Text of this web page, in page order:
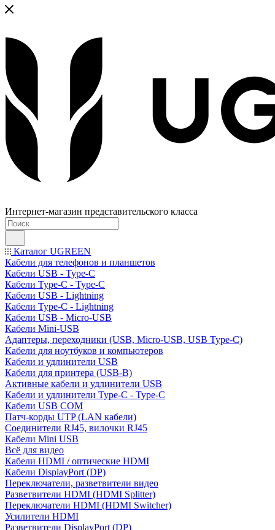
Интернет-магазин представительского класса
Каталог UGREEN
Кабели для телефонов и планшетов
Кабели USB - Type-C
Кабели Type-C - Type-C
Кабели USB - Lightning
Кабели Type-C - Lightning
Кабели USB - Micro-USB
Кабели Mini-USB
Адаптеры, переходники (USB, Micro-USB, USB Type-C)
Кабели для ноутбуков и компьютеров
Кабели и удлинители USB
Кабели для принтера (USB-B)
Активные кабели и удлинители USB
Кабели и удлинители Type-C - Type-C
Кабели USB COM
Патч-корды UTP (LAN кабели)
Соединители RJ45, вилочки RJ45
Кабели Mini USB
Всё для видео
Кабели HDMI / оптические HDMI
Кабели DisplayPort (DP)
Переключатели, разветвители видео
Разветвители HDMI (HDMI Splitter)
Переключатели HDMI (HDMI Switcher)
Усилители HDMI
Разветвители DisplayPort (DP)